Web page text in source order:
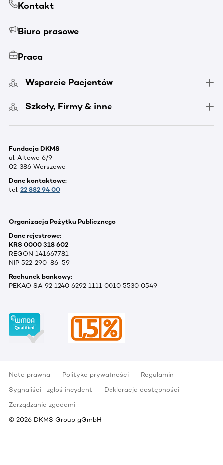
Kontakt
Biuro prasowe
Praca
Wsparcie Pacjentów
Szkoły, Firmy & inne
Fundacja DKMS
ul. Altowa 6/9
02-386 Warszawa
Dane kontaktowe:
tel. 22 882 94 00
Organizacja Pożytku Publicznego
Dane rejestrowe:
KRS 0000 318 602
REGON 141667781
NIP 522-290-86-59
Rachunek bankowy:
PEKAO SA 92 1240 6292 1111 0010 5530 0549
Nota prawna Polityka prywatności
Regulamin
Sygnaliści- zgłoś incydent
Deklaracja dostępności
Zarządzanie zgodami
© 2026 DKMS Group gGmbH